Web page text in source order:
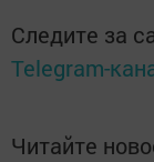
Следите за
Telegram-
Читайте